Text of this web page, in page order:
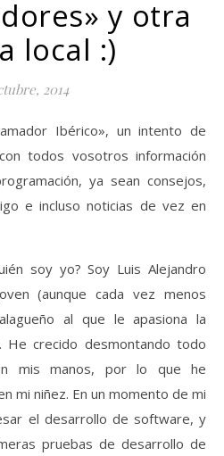
y otra
local :)
2014
todos vosotros información
ya sean consejos,
e incluso noticias de vez en
soy yo? Soy Luis Alejandro
(aunque cada vez menos
al que le apasiona la
crecido desmontando todo
mis manos, por lo que he
mi niñez. En un momento de mi
el desarrollo de software, y
pruebas de desarrollo de